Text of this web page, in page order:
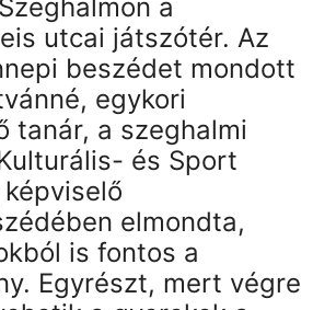
a
utcai játszótér. Az
beszédet mondott
egykori
tanár, a szeghalmi
és Sport
elmondta,
is fontos a
Egyrészt, mert végre